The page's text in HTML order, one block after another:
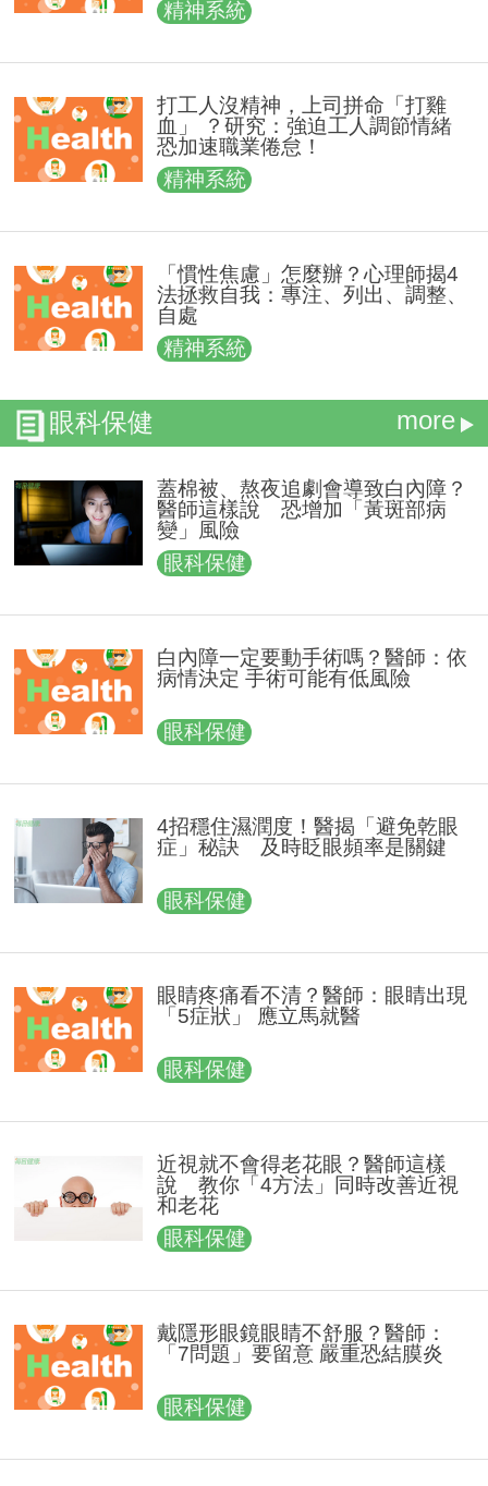
精神系統
打工人沒精神，上司拼命「打雞
血」 ？研究：強迫工人調節情緒
恐加速職業倦怠！
精神系統
「慣性焦慮」怎麼辦？心理師揭4
法拯救自我：專注、列出、調整、
自處
精神系統
眼科保健 more
蓋棉被、熬夜追劇會導致白內障？
醫師這樣說 恐增加「黃斑部病
變」風險
眼科保健
白內障一定要動手術嗎？醫師：依
病情決定 手術可能有低風險
眼科保健
4招穩住濕潤度！醫揭「避免乾眼
症」秘訣 及時眨眼頻率是關鍵
眼科保健
眼睛疼痛看不清？醫師：眼睛出現
「5症狀」 應立馬就醫
眼科保健
近視就不會得老花眼？醫師這樣
說 教你「4方法」同時改善近視
和老花
眼科保健
戴隱形眼鏡眼睛不舒服？醫師：
「7問題」要留意 嚴重恐結膜炎
眼科保健